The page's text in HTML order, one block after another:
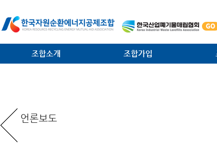
조합소개
임원현황
역대 회장 · 이사장
조합가입
언론보도